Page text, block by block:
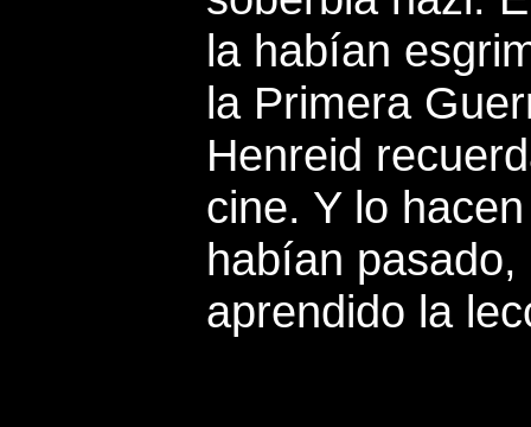
la habían
la Primera
Henreid
cine. Y lo
habían
aprendido la